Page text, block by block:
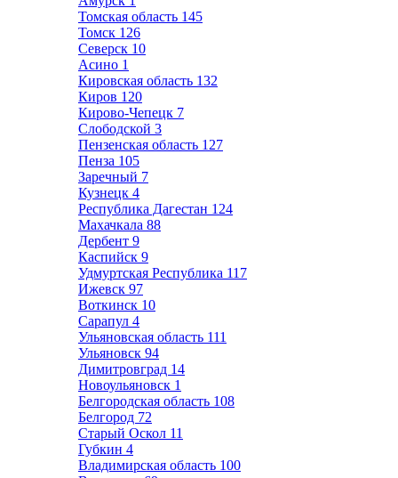
Томская область 145
Томск 126
Северск 10
Асино 1
Кировская область 132
Киров 120
Кирово-Чепецк 7
Слободской 3
Пензенская область 127
Пенза 105
Заречный 7
Кузнецк 4
Республика Дагестан 124
Махачкала 88
Дербент 9
Каспийск 9
Удмуртская Республика 117
Ижевск 97
Воткинск 10
Сарапул 4
Ульяновская область 111
Ульяновск 94
Димитровград 14
Новоульяновск 1
Белгородская область 108
Белгород 72
Старый Оскол 11
Губкин 4
Владимирская область 100